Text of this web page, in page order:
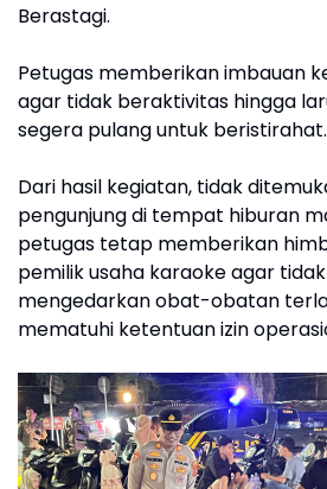
Berastagi.
Petugas memberikan imbauan
agar tidak beraktivitas hingga
segera pulang untuk beristirahat.
Dari hasil kegiatan, tidak
pengunjung di tempat hiburan
petugas tetap memberikan
pemilik usaha karaoke agar
mengedarkan obat-obatan
mematuhi ketentuan izin